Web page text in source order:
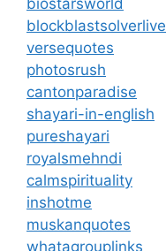
biostarsworld
blockblastsolverlive
versequotes
photosrush
cantonparadise
shayari-in-english
pureshayari
royalsmehndi
calmspirituality
inshotme
muskanquotes
whatagrouplinks